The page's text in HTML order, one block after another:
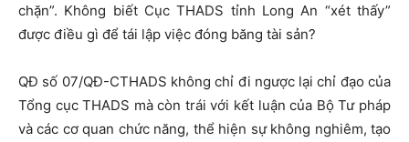
chặn”. Không biết Cục THADS tỉnh Long An “xét thấy”
được điều gì để tái lập việc đóng băng tài sản?
QĐ số 07/QĐ-CTHADS không chỉ đi ngược lại chỉ đạo của
Tổng cục THADS mà còn trái với kết luận của Bộ Tư pháp
và các cơ quan chức năng, thể hiện sự không nghiêm, tạo